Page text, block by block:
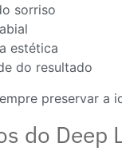
sorriso
estética
do resultado
preservar a
do Deep